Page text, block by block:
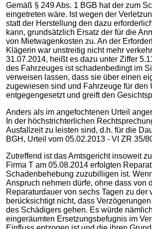
Gemäß § 249 Abs. 1 BGB hat der zum
eingetreten wäre. Ist wegen der
statt der Herstellung den dazu
kann, grundsätzlich Ersatz der für die
von Mietwagenkosten zu. An der
Klägerin war unstreitig nicht mehr
31.07.2014, heißt es dazu unter Ziffer
des Fahrzeuges ist schadenbedingt im
verweisen lassen, dass sie über einen
zugewiesen sind und Fahrzeuge für
entgegengesetzt und greift den
Anders als im angefochtenen Urteil
In der höchstrichterlichen
Ausfallzeit zu leisten sind, d.h. für die
BGH, Urteil vom 05.02.2013 - VI ZR 35/
Zutreffend ist das Amtsgericht insoweit
Firma T am 05.08.2014 erfolgten
Schadenbehebung zuzubilligen ist.
Anspruch nehmen dürfe, ohne dass von
Reparaturdauer von sechs Tagen zu
berücksichtigt nicht, dass
des Schädigers gehen. Es würde
eingeräumten Ersetzungsbefugnis im